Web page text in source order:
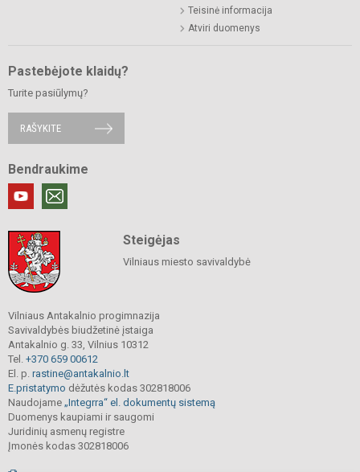
Teisinė informacija
Atviri duomenys
Pastebėjote klaidų?
Turite pasiūlymų?
RAŠYKITE
Bendraukime
Steigėjas
Vilniaus miesto savivaldybė
Vilniaus Antakalnio progimnazija
Savivaldybės biudžetinė įstaiga
Antakalnio g. 33, Vilnius 10312
Tel. +370 659 00612
El. p. rastine@antakalnio.lt
E.pristatymo dėžutės kodas 302818006
Naudojame „Integrra“ el. dokumentų sistemą
Duomenys kaupiami ir saugomi
Juridinių asmenų registre
Įmonės kodas 302818006